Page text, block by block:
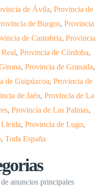
de Ávila, Provincia de
de Burgos, Provincia
de Cantabria, Provincia
, Provincia de Córdoba,
, Provincia de Granada,
de Guipúzcoa, Provincia de
de Jaén, Provincia de La
, Provincia de Las Palmas,
, Provincia de Lugo,
, Toda España
anuncios principales